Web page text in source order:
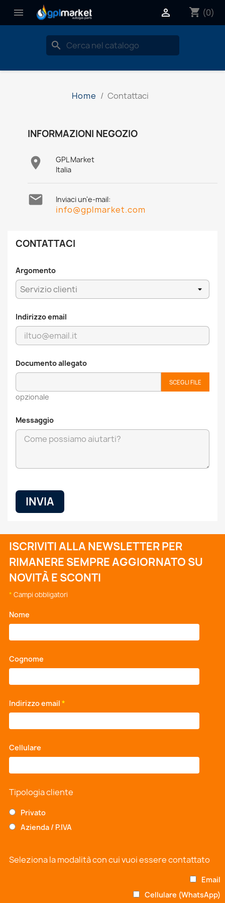
 shopping_cart (0)

search
Home Contattaci
INFORMAZIONI NEGOZIO

GPL Market
Italia
 Inviaci un'e-mail:
info@gplmarket.com
CONTATTACI
Argomento
Indirizzo email
Documento allegato
SCEGLI FILE
opzionale
Messaggio
ISCRIVITI ALLA NEWSLETTER PER
RIMANERE SEMPRE AGGIORNATO SU
NOVITÀ E SCONTI
* Campi obbligatori
Nome
Cognome
Indirizzo email *
Cellulare
Tipologia cliente
Privato
Azienda / P.IVA
Seleziona la modalità con cui vuoi essere contattato
Email
Cellulare (WhatsApp)